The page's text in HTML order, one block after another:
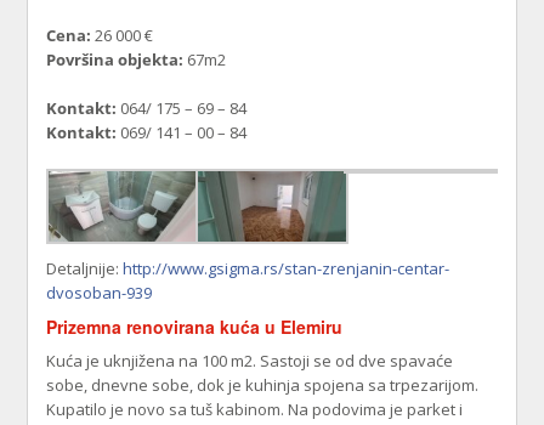
Cena: 26 000 €
Površina objekta: 67m2
Kontakt: 064/ 175 – 69 – 84
Kontakt: 069/ 141 – 00 – 84
Detaljnije:http://www.gsigma.rs/stan-zrenjanin-centar-
dvosoban-939
Prizemna renovirana kuća u Elemiru
Kuća je uknjižena na 100 m2. Sastoji se od dve spavaće
sobe, dnevne sobe, dok je kuhinja spojena sa trpezarijom.
Kupatilo je novo sa tuš kabinom. Na podovima je parket i